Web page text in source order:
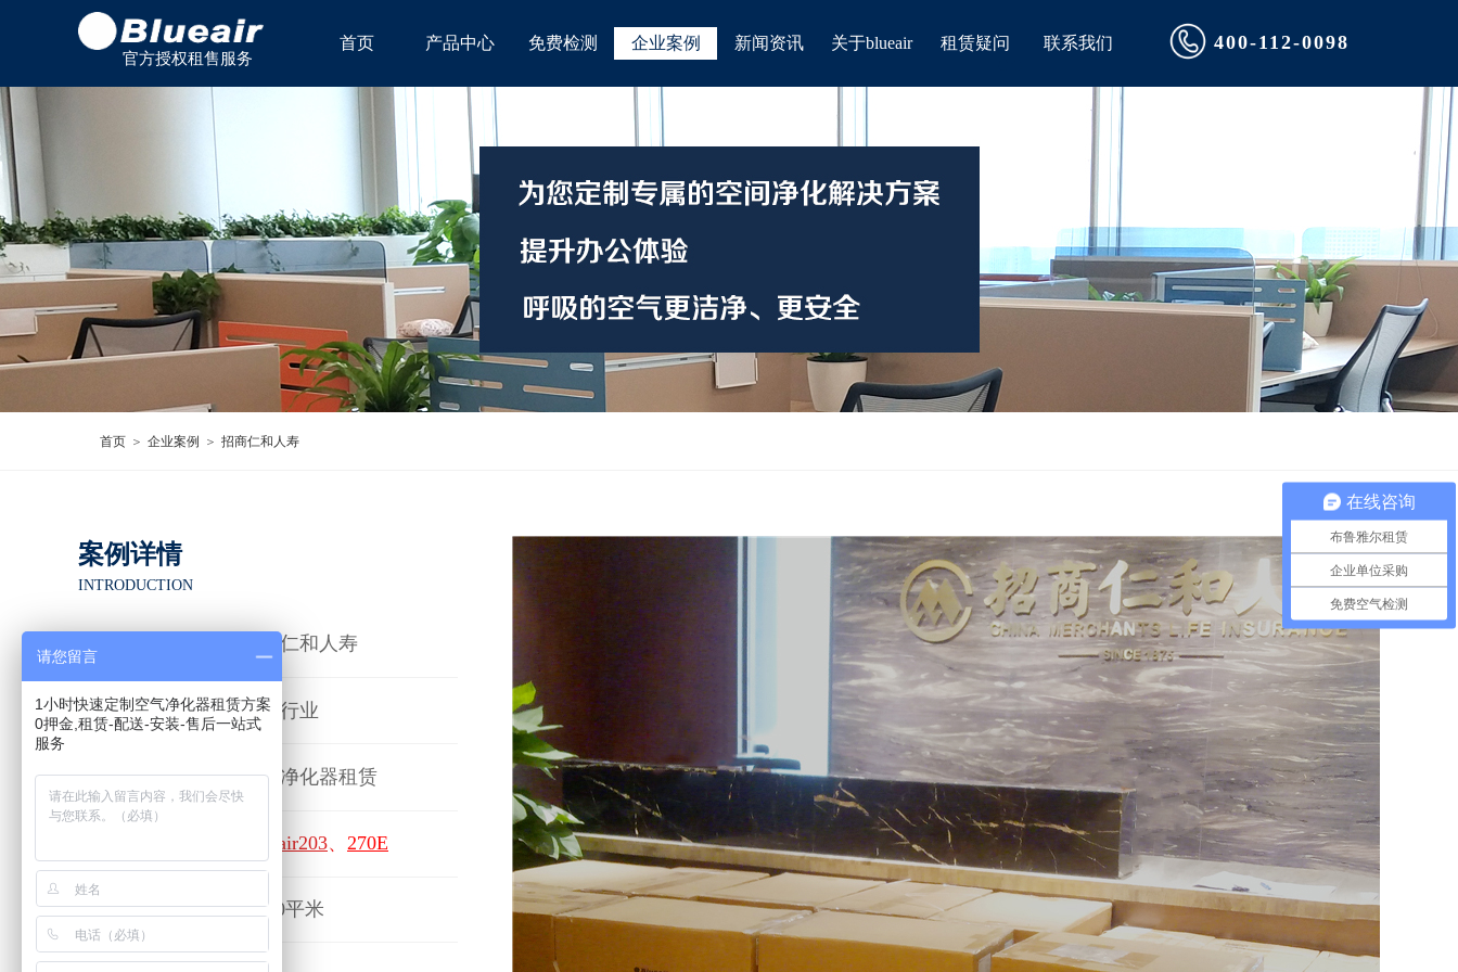
首页 ＞ 企业案例 ＞ 招商仁和人寿
案例详情
INTRODUCTION
招商仁和人寿
所属行业 保险行业
空气净化器租赁
服务项目
Blueair203、 270E
8,400平米
净化面积
400-112-0098
首页 产品中心 免费检测 企业案例 新闻资讯 关于blueair 租赁疑问 联系我们
官方授权租售服务
在线咨询
布鲁雅尔租赁
企业单位采购
免费空气检测
请您留言
1小时快速定制空气净化器租赁方案
0押金,租赁-配送-安装-售后一站式
服务